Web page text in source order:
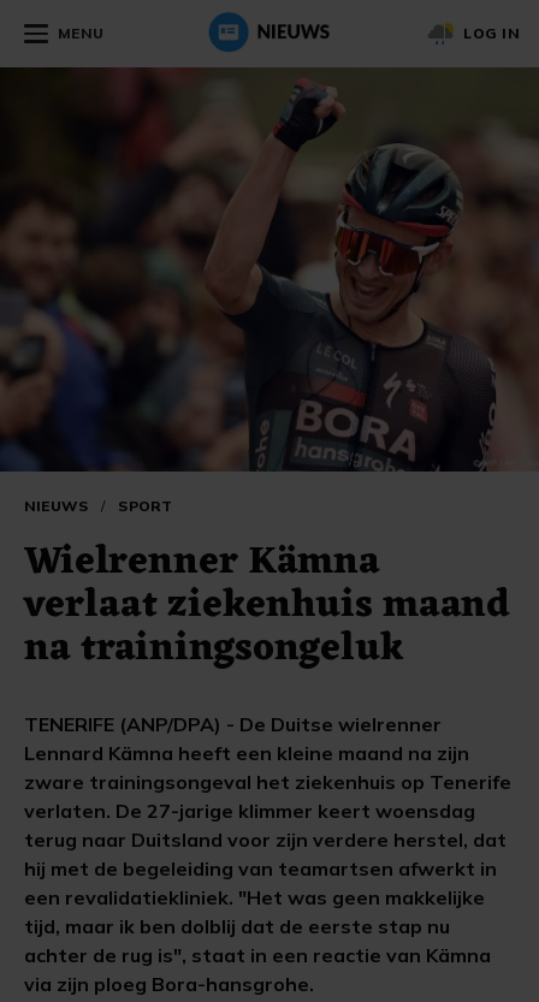
MENU LOG IN
NIEUWS / SPORT
Wielrenner Kämna
verlaat ziekenhuis maand
na trainingsongeluk
TENERIFE (ANP/DPA) - De Duitse wielrenner
Lennard Kämna heeft een kleine maand na zijn
zware trainingsongeval het ziekenhuis op Tenerife
verlaten. De 27-jarige klimmer keert woensdag
terug naar Duitsland voor zijn verdere herstel, dat
hij met de begeleiding van teamartsen afwerkt in
een revalidatiekliniek. "Het was geen makkelijke
tijd, maar ik ben dolblij dat de eerste stap nu
achter de rug is", staat in een reactie van Kämna
via zijn ploeg Bora-hansgrohe.